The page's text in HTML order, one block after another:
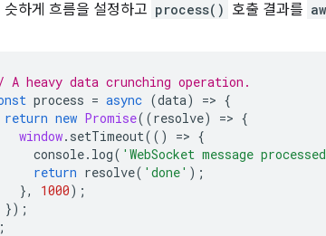
슷하게 흐름을 설정하고 process() 호출 결과를
A heavy data crunching operation.
process = async (data) => {
return new Promise((resolve) => {
window. setTimeout(() => {
console. log( 'WebSocket message
return resolve( 'done' );
},
1000);
});